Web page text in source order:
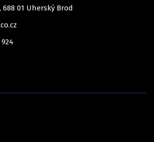
688 01 Uherský Brod